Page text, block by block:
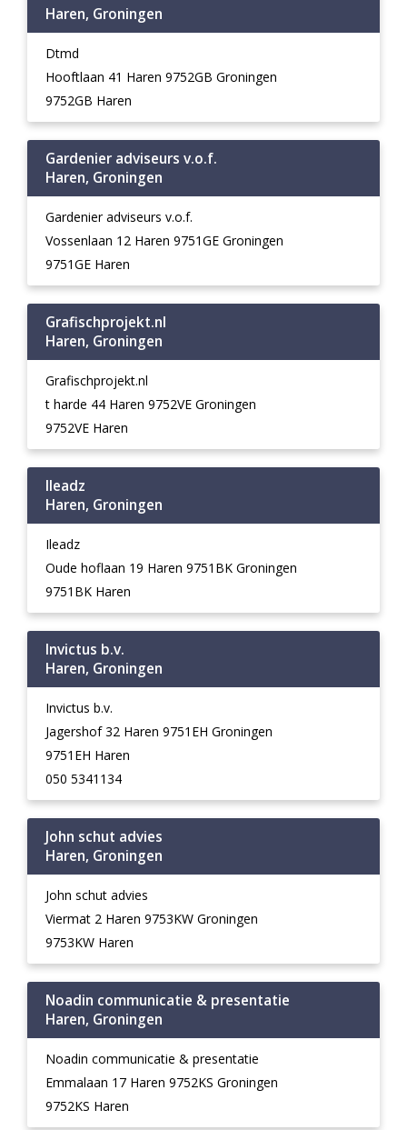
Haren, Groningen
Dtmd
Hooftlaan 41 Haren 9752GB Groningen
9752GB Haren
Gardenier adviseurs v.o.f.
Haren, Groningen
Gardenier adviseurs v.o.f.
Vossenlaan 12 Haren 9751GE Groningen
9751GE Haren
Grafischprojekt.nl
Haren, Groningen
Grafischprojekt.nl
t harde 44 Haren 9752VE Groningen
9752VE Haren
Ileadz
Haren, Groningen
Ileadz
Oude hoflaan 19 Haren 9751BK Groningen
9751BK Haren
Invictus b.v.
Haren, Groningen
Invictus b.v.
Jagershof 32 Haren 9751EH Groningen
9751EH Haren
050 5341134
John schut advies
Haren, Groningen
John schut advies
Viermat 2 Haren 9753KW Groningen
9753KW Haren
Noadin communicatie & presentatie
Haren, Groningen
Noadin communicatie & presentatie
Emmalaan 17 Haren 9752KS Groningen
9752KS Haren